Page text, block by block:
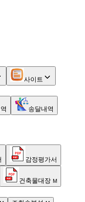
사이트
송달내역
감정평가서
건축물대장 M